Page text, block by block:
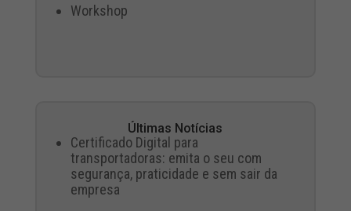
Workshop
Últimas Notícias
Certificado Digital para
transportadoras: emita o seu com
segurança, praticidade e sem sair da
empresa